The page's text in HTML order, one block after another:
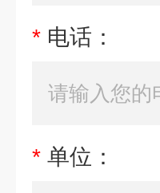
* 电话：
* 单位：